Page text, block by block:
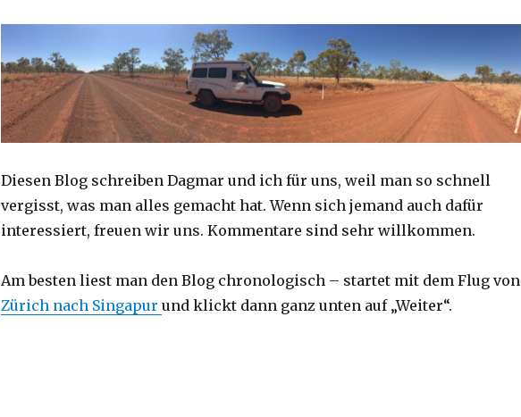
Diesen Blog schreiben Dagmar und ich für uns, weil man so schnell
vergisst, was man alles gemacht hat. Wenn sich jemand auch dafür
interessiert, freuen wir uns. Kommentare sind sehr willkommen.
Am besten liest man den Blog chronologisch – startet mit dem Flug von
Zürich nach Singapur und klickt dann ganz unten auf „Weiter“.